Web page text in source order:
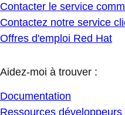
Contacter le service
Contactez notre service
Offres d'emploi Red Hat
Aidez-moi à trouver :
Documentation
Ressources développeurs